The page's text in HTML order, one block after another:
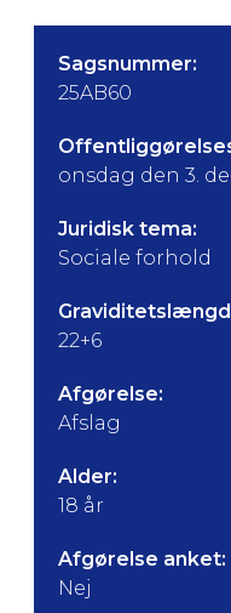
Sagsnummer:
25AB60
onsdag den 3.
Juridisk tema:
Sociale forhold
22+6
Afgørelse:
Afslag
Alder:
18 år
Afgørelse anket:
Nej